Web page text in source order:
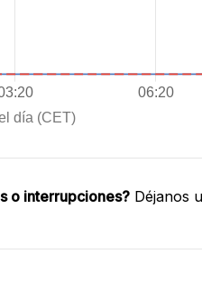
o interrupciones? Déjanos